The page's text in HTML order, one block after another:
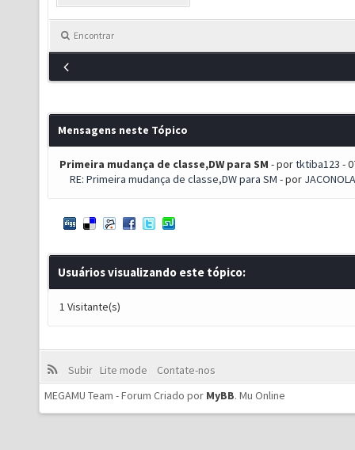
Encontrar
Mensagens neste Tópico
Primeira mudança de classe,DW para SM - portktiba123 -
RE: Primeira mudança de classe,DW para SM - por
Usuários visualizando este tópico:
1 Visitante(s)
Subir Lite mode
Contate-nos
MEGAMU Team - Forum Criado por MyBB. Mu Online